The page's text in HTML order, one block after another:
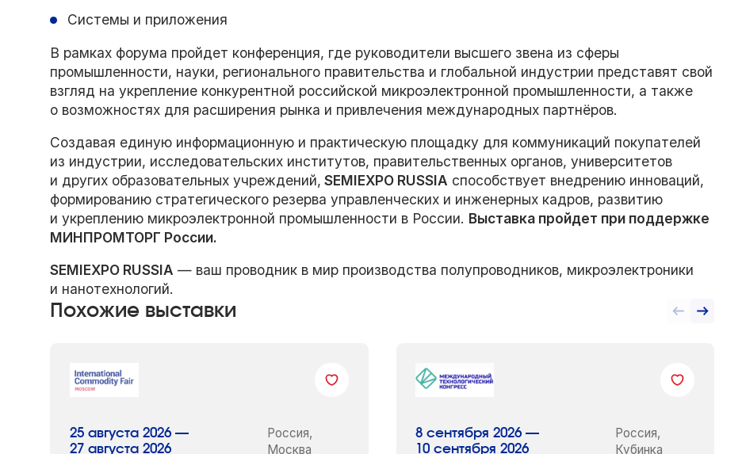
Системы и приложения
В рамках форума пройдет конференция, где руководители высшего звена из сферы
промышленности, науки, регионального правительства и глобальной индустрии представят свой
взгляд на укрепление конкурентной российской микроэлектронной промышленности, а также
о возможностях для расширения рынка и привлечения международных партнёров.
Создавая единую информационную и практическую площадку для коммуникаций покупателей
из индустрии, исследовательских институтов, правительственных органов, университетов
и других образовательных учреждений, SEMIEXPO RUSSIA способствует внедрению инноваций,
формированию стратегического резерва управленческих и инженерных кадров, развитию
и укреплению микроэлектронной промышленности в России. Выставка пройдет при поддержке
МИНПРОМТОРГ России.
SEMIEXPO RUSSIA — ваш проводник в мир производства полупроводников, микроэлектроники
и нанотехнологий.
Похожие выставки
25 августа 2026 —
27 августа 2026
Россия,
Москва
8 сентября 2026 —
10 сентября 2026
Россия,
Кубинка